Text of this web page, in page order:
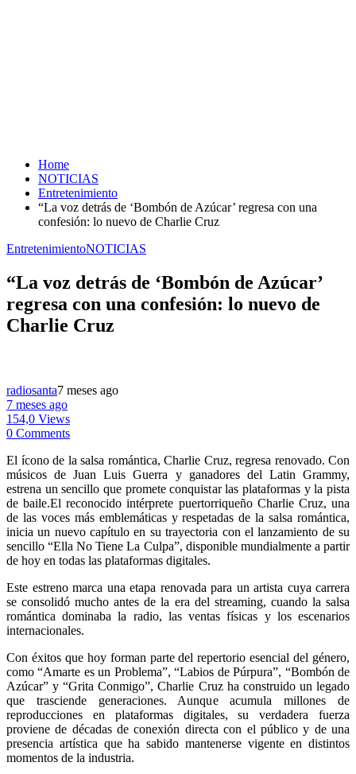
Home
NOTICIAS
Entretenimiento
“La voz detrás de ‘Bombón de Azúcar’ regresa con una
confesión: lo nuevo de Charlie Cruz
EntretenimientoNOTICIAS
“La voz detrás de ‘Bombón de Azúcar’
regresa con una confesión: lo nuevo de
Charlie Cruz
radiosanta7 meses ago
7 meses ago
154,0 Views
0 Comments
El ícono de la salsa romántica, Charlie Cruz, regresa renovado. Con
músicos de Juan Luis Guerra y ganadores del Latin Grammy,
estrena un sencillo que promete conquistar las plataformas y la pista
de baile.El reconocido intérprete puertorriqueño Charlie Cruz, una
de las voces más emblemáticas y respetadas de la salsa romántica,
inicia un nuevo capítulo en su trayectoria con el lanzamiento de su
sencillo “Ella No Tiene La Culpa”, disponible mundialmente a partir
de hoy en todas las plataformas digitales.
Este estreno marca una etapa renovada para un artista cuya carrera
se consolidó mucho antes de la era del streaming, cuando la salsa
romántica dominaba la radio, las ventas físicas y los escenarios
internacionales.
Con éxitos que hoy forman parte del repertorio esencial del género,
como “Amarte es un Problema”, “Labios de Púrpura”, “Bombón de
Azúcar” y “Grita Conmigo”, Charlie Cruz ha construido un legado
que trasciende generaciones. Aunque acumula millones de
reproducciones en plataformas digitales, su verdadera fuerza
proviene de décadas de conexión directa con el público y de una
presencia artística que ha sabido mantenerse vigente en distintos
momentos de la industria.